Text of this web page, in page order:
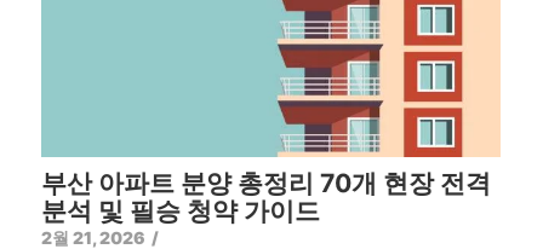
부산 아파트 분양 총정리 70개 현장 전격
분석 및 필승 청약 가이드
2월 21, 2026 /